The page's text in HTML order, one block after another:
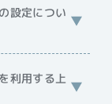
設定につい
利用する上